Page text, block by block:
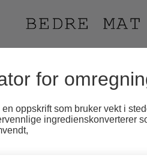
for
en oppskrift som bruker vekt i
ingredienskonverterer